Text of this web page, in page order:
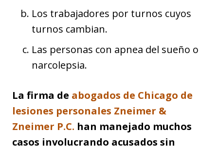
Los trabajadores por turnos cuyos
turnos cambian.
Las personas con apnea del sueño o
narcolepsia.
La firma de abogados de Chicago de
lesiones personales Zneimer &
Zneimer P.C. han manejado muchos
casos involucrando acusados sin